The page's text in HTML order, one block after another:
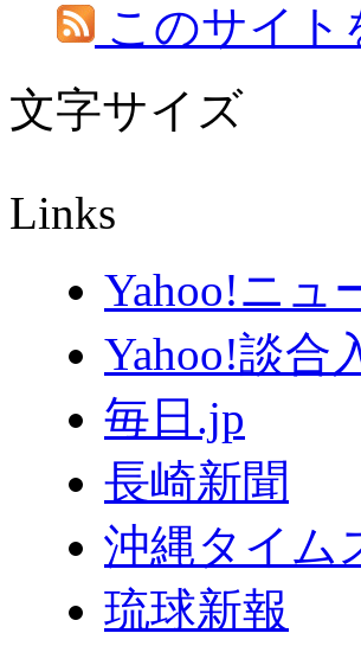
このサイト
文字サイズ
Links
Yahoo!ニュ
Yahoo!談合
毎日.jp
長崎新聞
沖縄タイム
琉球新報